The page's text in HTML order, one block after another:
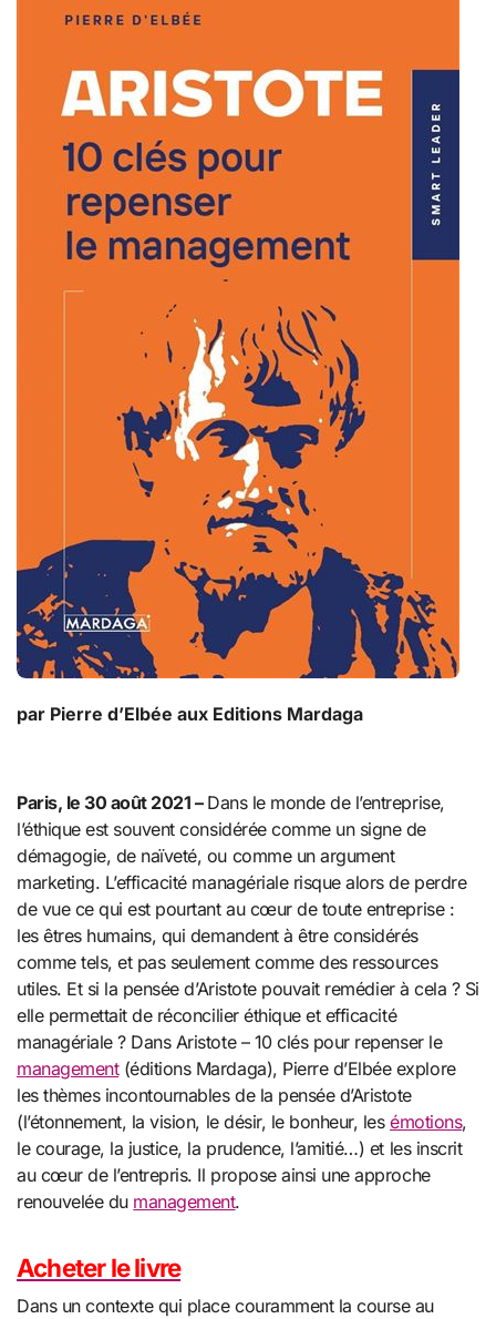
par Pierre d’Elbée aux Editions Mardaga
Paris, le 30 août 2021 – Dans le monde de l’entreprise,
l’éthique est souvent considérée comme un signe de
démagogie, de naïveté, ou comme un argument
marketing. L’efficacité managériale risque alors de perdre
de vue ce qui est pourtant au cœur de toute entreprise :
les êtres humains, qui demandent à être considérés
comme tels, et pas seulement comme des ressources
utiles. Et si la pensée d’Aristotepouvait remédier à cela ? Si
elle permettait de réconcilier éthique et efficacité
managériale ? Dans Aristote– 10 clés pour repenser le
management(éditions Mardaga), Pierre d’Elbée explore
les thèmes incontournables de la pensée d’Aristote
(l’étonnement, la vision, le désir, le bonheur, lesémotions,
le courage, la justice, la prudence, l’amitié…) et les inscrit
au cœur de l’entrepris. Il propose ainsi une approche
renouvelée du management.
Acheter le livre
Dans un contexte qui place couramment la course au